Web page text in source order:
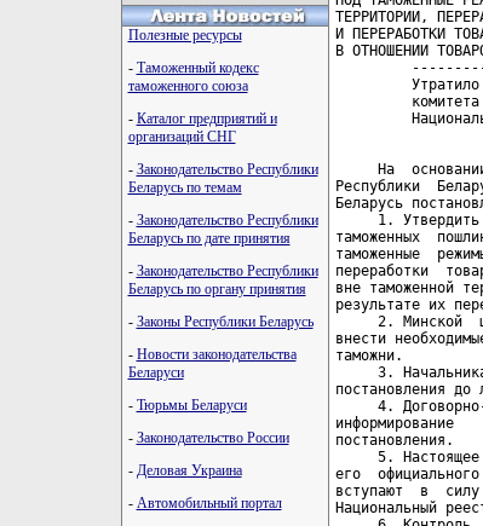
Полезные ресурсы
- Таможенный кодекс
таможенного союза
- Каталог предприятий и
организаций СНГ
- Законодательство Республики
Беларусь по темам
- Законодательство Республики
Беларусь по дате принятия
- Законодательство Республики
Беларусь по органу принятия
- Законы Республики Беларусь
- Новости законодательства
Беларуси
- Тюрьмы Беларуси
- Законодательство России
- Деловая Украина
- Автомобильный портал